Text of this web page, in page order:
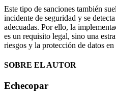
Este tipo de sanciones también
incidente de seguridad y se
adecuadas. Por ello, la
es un requisito legal, sino una
riesgos y la protección de datos en
SOBRE EL AUTOR
Echecopar